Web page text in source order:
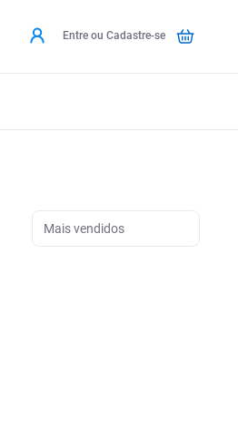
Entre ou Cadastre-se
Mais vendidos